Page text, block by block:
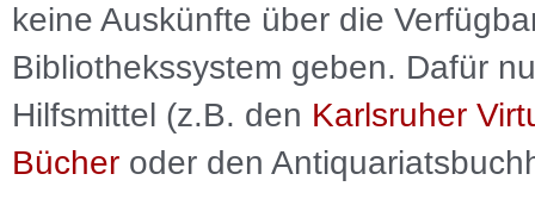
keine Auskünfte über die
Bibliothekssystem geben. Dafür
Hilfsmittel (z.B. den Karlsruher
Bücher oder den